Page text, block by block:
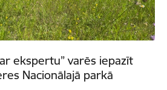
ekspertu” varēs iepazīt
Nacionālajā parkā